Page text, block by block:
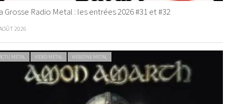
Grosse Radio Metal : les entrées 2026 #31 et #32
2026
METAL VIDEO METAL WEBZINE METAL